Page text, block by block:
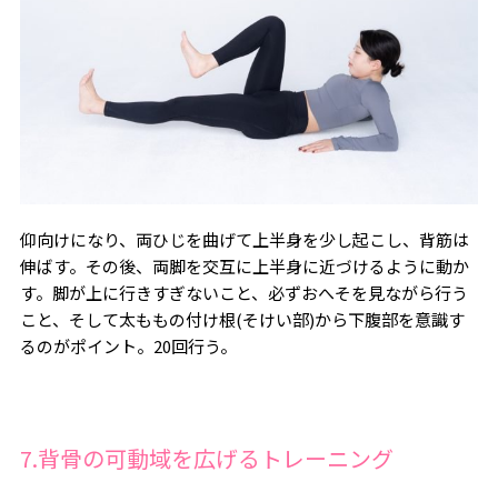
仰向けになり、両ひじを曲げて上半身を少し起こし、背筋は
伸ばす。その後、両脚を交互に上半身に近づけるように動か
す。脚が上に行きすぎないこと、必ずおへそを見ながら行う
こと、そして太ももの付け根(そけい部)から下腹部を意識す
るのがポイント。20回行う。
7.背骨の可動域を広げるトレーニング